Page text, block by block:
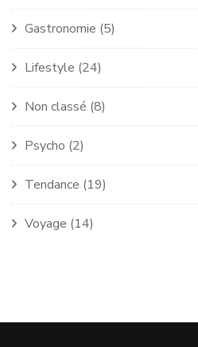
Gastronomie (5)
Lifestyle (24)
Non classé (8)
Psycho (2)
Tendance (19)
Voyage (14)